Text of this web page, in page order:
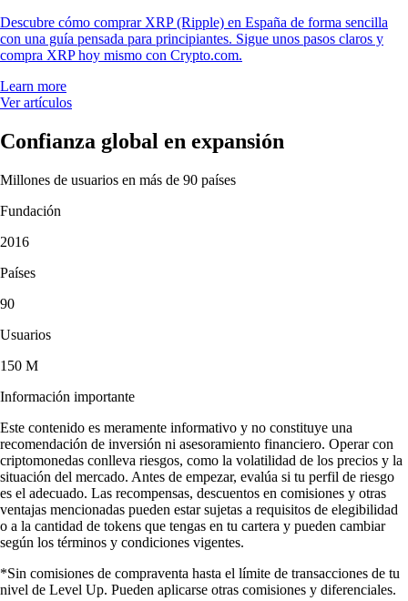
Descubre cómo comprar XRP (Ripple) en España de forma sencilla
con una guía pensada para principiantes. Sigue unos pasos claros y
compra XRP hoy mismo con Crypto.com.
Learn more
Ver artículos
Confianza global en expansión
Millones de usuarios en más de 90 países
Fundación
2016
Países
90
Usuarios
150 M
Información importante
Este contenido es meramente informativo y no constituye una
recomendación de inversión ni asesoramiento financiero. Operar con
criptomonedas conlleva riesgos, como la volatilidad de los precios y la
situación del mercado. Antes de empezar, evalúa si tu perfil de riesgo
es el adecuado. Las recompensas, descuentos en comisiones y otras
ventajas mencionadas pueden estar sujetas a requisitos de elegibilidad
o a la cantidad de tokens que tengas en tu cartera y pueden cambiar
según los términos y condiciones vigentes.
*Sin comisiones de compraventa hasta el límite de transacciones de tu
nivel de Level Up. Pueden aplicarse otras comisiones y diferenciales.